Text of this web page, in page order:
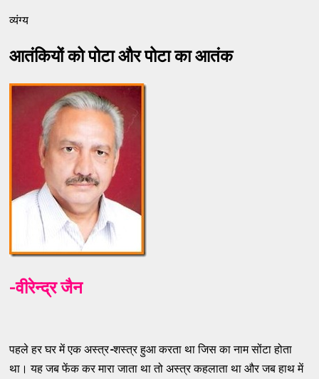
व्यंग्य
आतंकियों को पोटा और पोटा का आतंक
-वीरेन्द्र जैन
पहले हर घर में एक अस्त्र-शस्त्र हुआ करता था जिस का नाम सोंटा होता
था। यह जब फेंक कर मारा जाता था तो अस्त्र कहलाता था और जब हाथ में